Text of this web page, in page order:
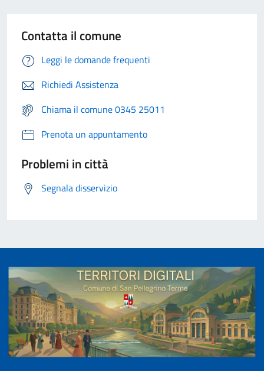
Contatta il comune
Leggi le domande frequenti
Richiedi Assistenza
Chiama il comune 0345 25011
Prenota un appuntamento
Problemi in città
Segnala disservizio